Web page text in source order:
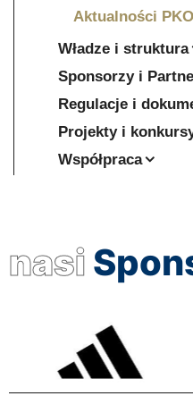
Aktualności PKOl
Władze i struktura
Sponsorzy i
Regulacje i
Projekty i
Współpraca
nasi